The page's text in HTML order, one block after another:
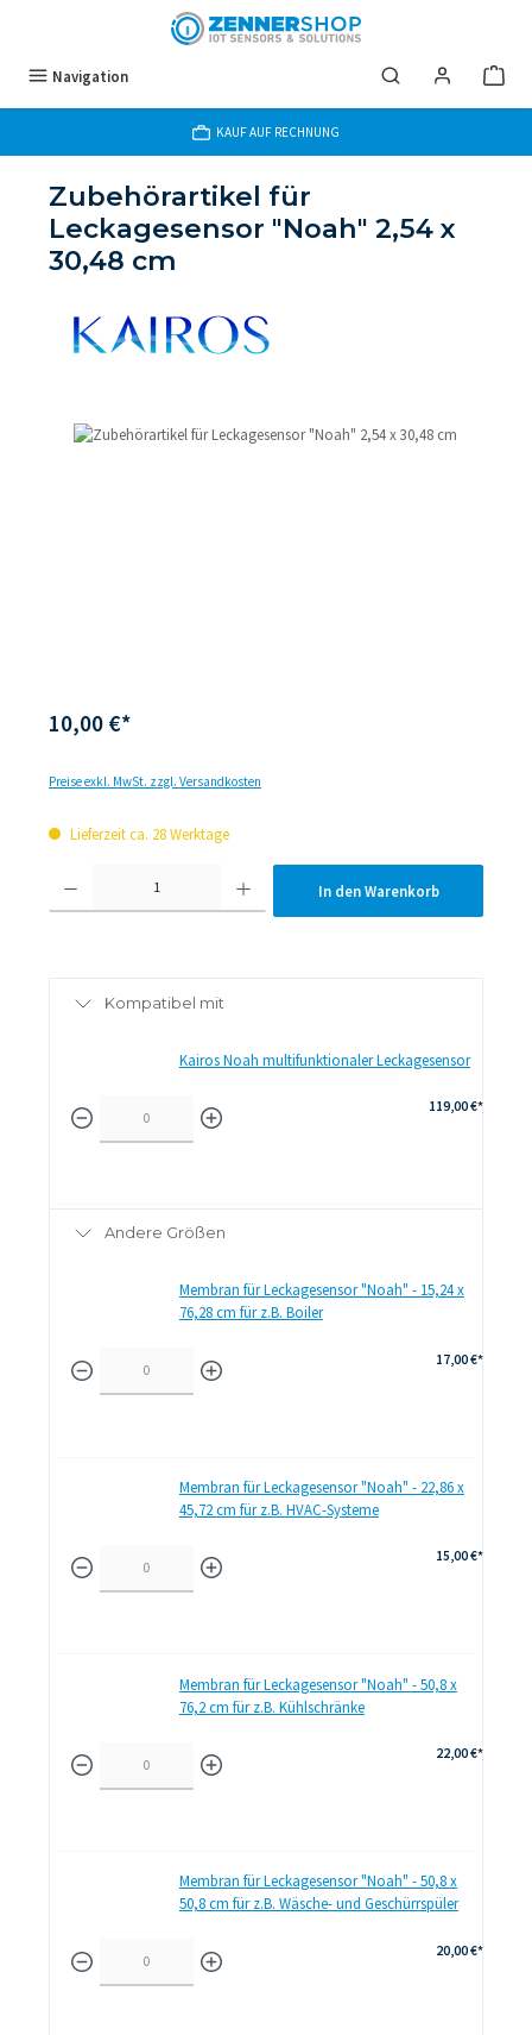
Zum Hauptinhalt springen
Navigation
KAUF AUF RECHNUNG
Zubehörartikel für
Leckagesensor "Noah" 2,54 x
30,48 cm
Bildergalerie überspringen
10,00 €*
Preise exkl. MwSt. zzgl. Versandkosten
Lieferzeit ca. 28 Werktage
Produkt Anzahl: Gib den gewünschten Wert ein oder
In den Warenkorb
Kompatibel mit
Kairos Noah multifunktionaler Leckagesensor
119,00 €*
Andere Größen
Membran für Leckagesensor "Noah" - 15,24 x
76,28 cm für z.B. Boiler
17,00 €*
Membran für Leckagesensor "Noah" - 22,86 x
45,72 cm für z.B. HVAC-Systeme
15,00 €*
Membran für Leckagesensor "Noah" - 50,8 x
76,2 cm für z.B. Kühlschränke
22,00 €*
Membran für Leckagesensor "Noah" - 50,8 x
50,8 cm für z.B. Wäsche- und Geschürrspüler
20,00 €*